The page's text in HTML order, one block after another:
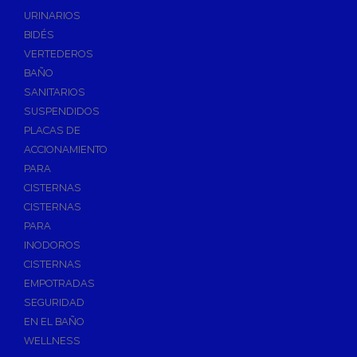
Válvulas de Esfera
Válvulas de Escuadra y Lavadora
Válvulas Reductoras de Presión
Válvulas de Retención
Electroválvulas
Válvulas de Compuerta
Válvulas de Contadores
Llaves de Paso
Accesorios de Valvulería
Calderines
Herramientas y Vestuario
Adhesivos Instantaneos
Selladores y Masillas
URINARIOS
BIDÉS
VERTEDEROS
BAÑO
SANITARIOS
SUSPENDIDOS
PLACAS DE
ACCIONAMIENTO
PARA
CISTERNAS
CISTERNAS
PARA
INODOROS
CISTERNAS
EMPOTRADAS
SEGURIDAD
EN EL BAÑO
WELLNESS